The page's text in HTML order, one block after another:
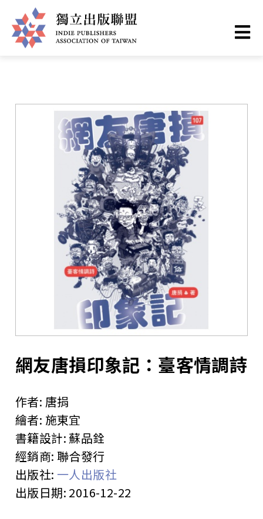
至
主
立
您
裡
首頁 ❯ 書籍一覽
網友唐損印象記：臺客情調詩
作者: 唐捐
繪者: 施東宜
書籍設計: 蘇品銓
經銷商: 聯合發行
出版社: 一人出版社
出版日期: 2016-12-22